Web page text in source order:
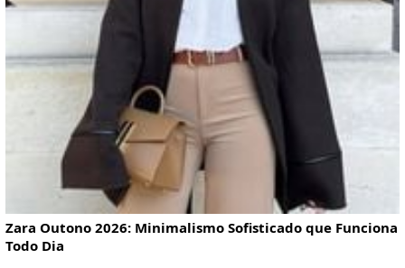
Zara Outono 2026: Minimalismo Sofisticado que Funciona
Todo Dia